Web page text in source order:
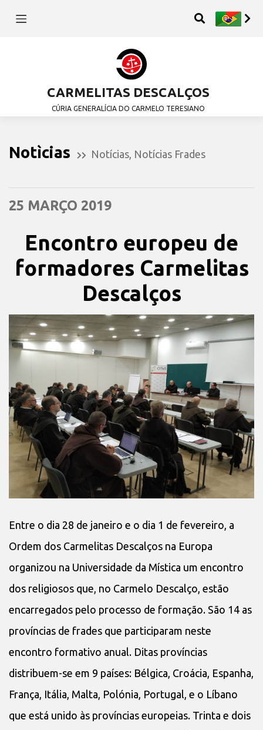
CARMELITAS DESCALÇOS
CÚRIA GENERALÍCIA DO CARMELO TERESIANO
Notìcias Notícias Notícias Frades
25 MARÇO 2019
Encontro europeu de
formadores Carmelitas
Descalços
Entre o dia 28 de janeiro e o dia 1 de fevereiro, a
Ordem dos Carmelitas Descalços na Europa
organizou na Universidade da Mística um encontro
dos religiosos que, no Carmelo Descalço, estão
encarregados pelo processo de formação. São 14 as
províncias de frades que participaram neste
encontro formativo anual. Ditas províncias
distribuem-se em 9 países: Bélgica, Croácia, Espanha,
França, Itália, Malta, Polónia, Portugal, e o Líbano
que está unido às províncias europeias. Trinta e dois